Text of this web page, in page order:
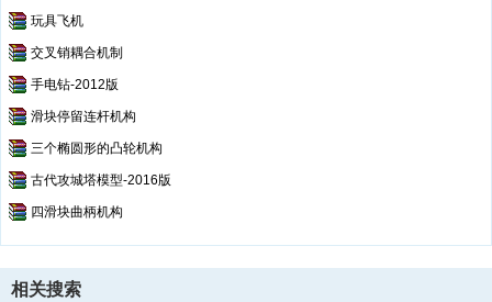
玩具飞机
交叉销耦合机制
手电钻-2012版
滑块停留连杆机构
三个椭圆形的凸轮机构
古代攻城塔模型-2016版
四滑块曲柄机构
相关搜索